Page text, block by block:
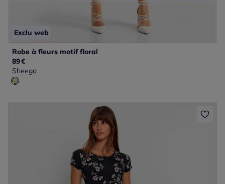
Exclu web
Robe à fleurs motif floral
89€
Sheego